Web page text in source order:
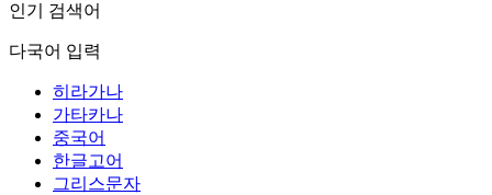
인기 검색어
다국어 입력
히라가나
가타카나
중국어
한글고어
그리스문자